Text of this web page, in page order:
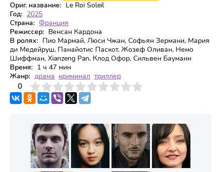
Ориг. название: Le Roi Soleil
Год: 2025
Страна: Франция
Режиссер: Венсан Кардона
В ролях: Пио Мармай, Люси Чжан, Софьян Зермани, Мария
ди Медейруш, Панайотис Паскот, Жозеф Оливан, Немо
Шиффман, Xianzeng Pan, Клод Офор, Сильвен Бауманн
Время: 1 ч 47 мин
Жанр: драма криминал триллер
0
4 6 7 8 9 10